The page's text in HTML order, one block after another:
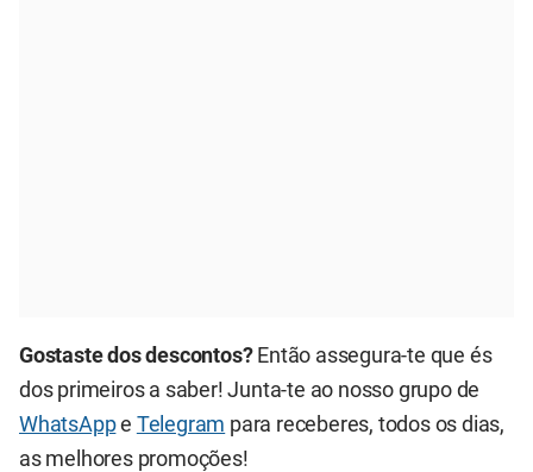
Gostaste dos descontos? Então assegura-te que és
dos primeiros a saber! Junta-te ao nosso grupo de
WhatsAppe Telegram para receberes, todos os dias,
as melhores promoções!